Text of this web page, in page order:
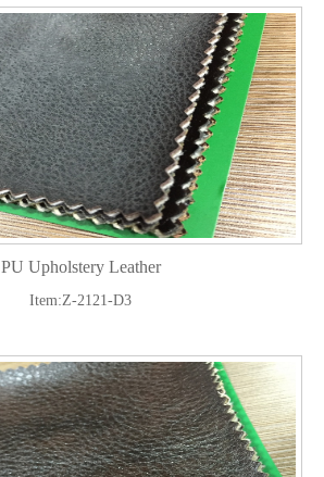
PU Upholstery Leather
Item:Z-2121-D3